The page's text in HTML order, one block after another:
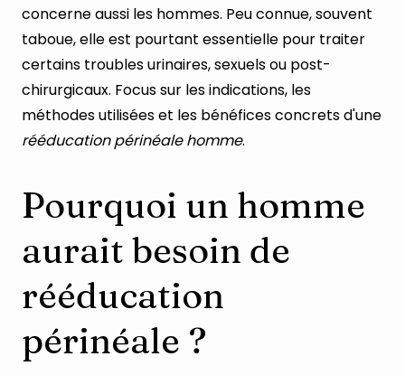
concerne aussi les hommes. Peu connue, souvent
taboue, elle est pourtant essentielle pour traiter
certains troubles urinaires, sexuels ou post-
chirurgicaux. Focus sur les indications, les
méthodes utilisées et les bénéfices concrets d'une
rééducation périnéale homme.
Pourquoi un homme
aurait besoin de
rééducation
périnéale ?